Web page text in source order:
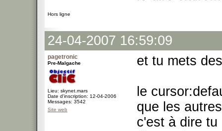
Hors ligne
24-04-2007 16:59:09
pagetronic
Pre-Malgache
Lieu: skynet.mars
Date d'inscription: 12-04-2006
Messages: 3542
Site web
et tu mets
le
que les
c'est à dire